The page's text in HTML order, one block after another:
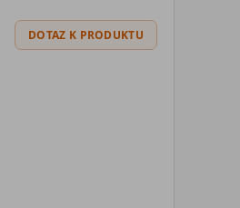
DOTAZ K PRODUKTU